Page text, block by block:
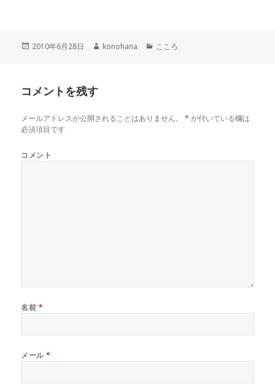
投
2010年6月28日
作
konohana
カ
こころ
コメントを残す
メールアドレスが公開されることはありません。 * が付いている欄は
必須項目です
コメント
名前 *
メール*